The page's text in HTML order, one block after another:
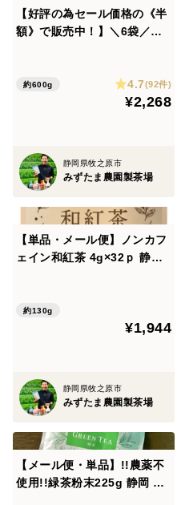
静岡 牧之原
りに発送させていただきま
※ご質問やお問い合わせ、
たします。
【好評の為セール価格の《半
額》で販売中！】＼6袋／ゴ
約600g 4.7(92件)
¥2,268
静岡県牧之原市
みずたま農園製茶場
【単品・メール便】ノンカフ
ェイン和紅茶 4g×32ｐ 静岡
約130g
¥1,944
静岡県牧之原市
みずたま農園製茶場
【メール便・単品】!!農薬不
使用!!緑茶粉末225g 静岡 牧